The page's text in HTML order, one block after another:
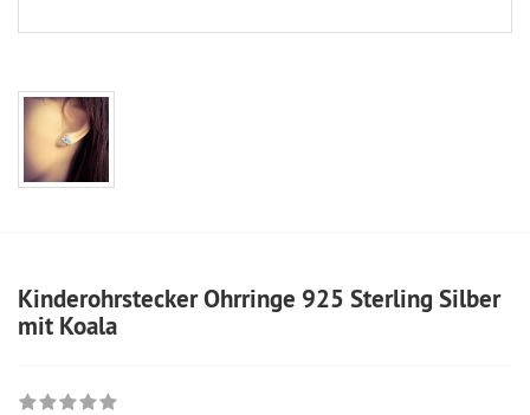
Kinderohrstecker Ohrringe 925 Sterling Silber
mit Koala